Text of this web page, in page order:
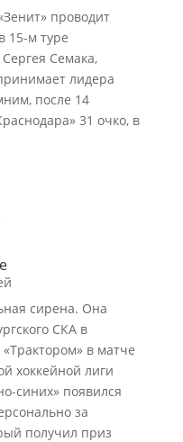
проводит
15-м туре
Семака,
лидера
после 14
31 очко, в
сирена. Она
СКА в
в матче
хоккейной лиги
синих» появился
за
получил приз